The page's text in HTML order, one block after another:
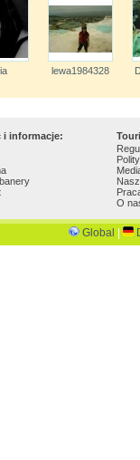
lewa1984328
i informacje:
O
Global